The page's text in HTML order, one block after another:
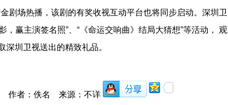
剧场热播，该剧的有奖收视互动平台也将同步启动。深圳卫
，赢主演签名照”、“《命运交响曲》结局大猜想”等活动， 观
圳卫视送出的精致礼品。
作者：佚名 来源：不详